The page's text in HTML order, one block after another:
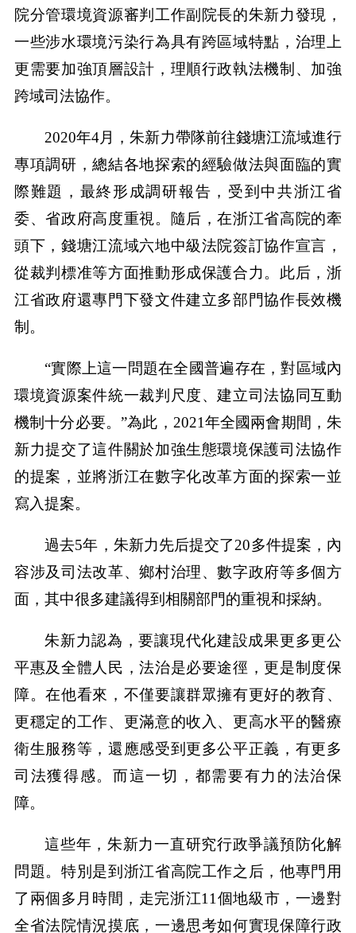
院分管環境資源審判工作副院長的朱新力發現，
一些涉水環境污染行為具有跨區域特點，治理上
更需要加強頂層設計，理順行政執法機制、加強
跨域司法協作。
2020年4月，朱新力帶隊前往錢塘江流域進行
專項調研，總結各地探索的經驗做法與面臨的實
際難題，最終形成調研報告，受到中共浙江省
委、省政府高度重視。隨后，在浙江省高院的牽
頭下，錢塘江流域六地中級法院簽訂協作宣言，
從裁判標准等方面推動形成保護合力。此后，浙
江省政府還專門下發文件建立多部門協作長效機
制。
“實際上這一問題在全國普遍存在，對區域內
環境資源案件統一裁判尺度、建立司法協同互動
機制十分必要。”為此，2021年全國兩會期間，朱
新力提交了這件關於加強生態環境保護司法協作
的提案，並將浙江在數字化改革方面的探索一並
寫入提案。
過去5年，朱新力先后提交了20多件提案，內
容涉及司法改革、鄉村治理、數字政府等多個方
面，其中很多建議得到相關部門的重視和採納。
朱新力認為，要讓現代化建設成果更多更公
平惠及全體人民，法治是必要途徑，更是制度保
障。在他看來，不僅要讓群眾擁有更好的教育、
更穩定的工作、更滿意的收入、更高水平的醫療
衛生服務等，還應感受到更多公平正義，有更多
司法獲得感。而這一切，都需要有力的法治保
障。
這些年，朱新力一直研究行政爭議預防化解
問題。特別是到浙江省高院工作之后，他專門用
了兩個多月時間，走完浙江11個地級市，一邊對
全省法院情況摸底，一邊思考如何實現保障行政